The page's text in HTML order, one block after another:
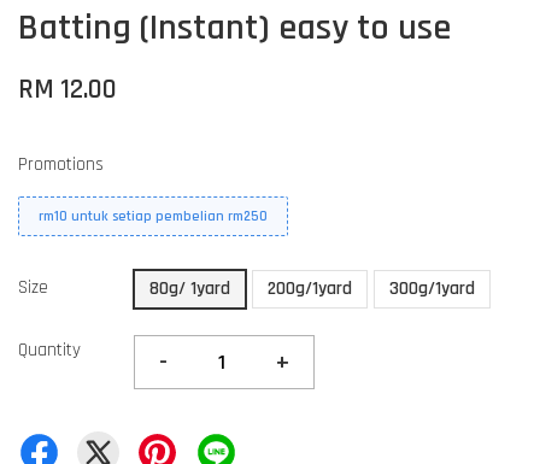
Batting (Instant) easy to use
RM 12.00
Promotions
rm10 untuk setiap pembelian rm250
Size 80g/ 1yard 200g/1yard 300g/1yard
Quantity - +